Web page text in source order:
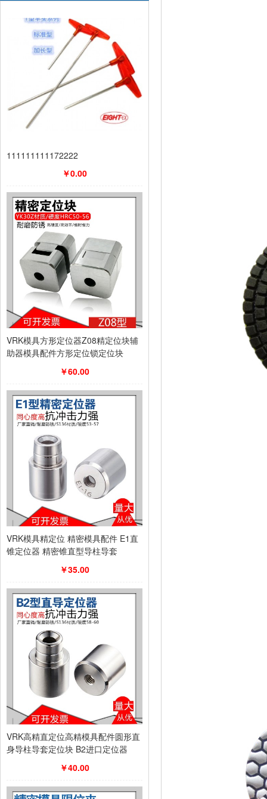
111111111172222
￥0.00
VRK模具方形定位器Z08精定位块辅
助器模具配件方形定位锁定位块
￥60.00
VRK模具精定位 精密模具配件 E1直
锥定位器 精密锥直型导柱导套
￥35.00
VRK高精直定位高精模具配件圆形直
身导柱导套定位块 B2进口定位器
￥40.00